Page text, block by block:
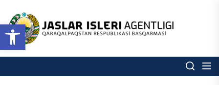
Open toolbar
content
Respublikası
basqarması
Ózbekstan jaslar isleri